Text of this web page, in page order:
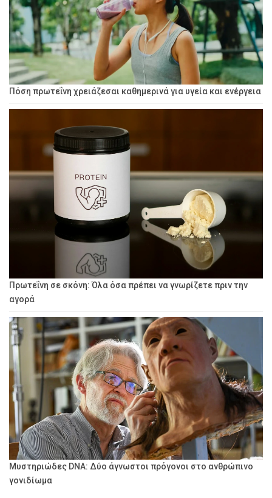
Πόση πρωτεΐνη χρειάζεσαι καθημερινά για υγεία και ενέργεια
Πρωτεΐνη σε σκόνη: Όλα όσα πρέπει να γνωρίζετε πριν την
αγορά
Μυστηριώδες DNA: Δύο άγνωστοι πρόγονοι στο ανθρώπινο
γονιδίωμα